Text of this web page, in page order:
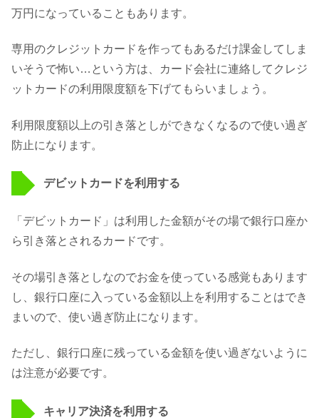
万円になっていることもあります。
専用のクレジットカードを作ってもあるだけ課金してしま
いそうで怖い…という方は、カード会社に連絡してクレジ
ットカードの利用限度額を下げてもらいましょう。
利用限度額以上の引き落としができなくなるので使い過ぎ
防止になります。
デビットカードを利用する
「デビットカード」は利用した金額がその場で銀行口座か
ら引き落とされるカードです。
その場引き落としなのでお金を使っている感覚もあります
し、銀行口座に入っている金額以上を利用することはでき
まいので、使い過ぎ防止になります。
ただし、銀行口座に残っている金額を使い過ぎないように
は注意が必要です。
キャリア決済を利用する